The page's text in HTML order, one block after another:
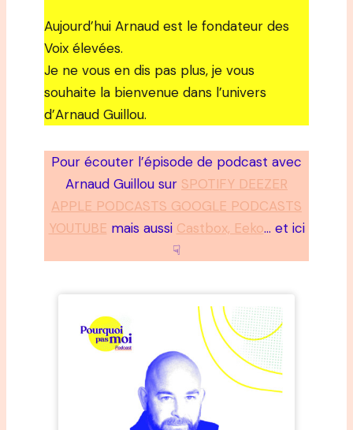
Aujourd’hui Arnaud est le fondateur des
Voix élevées.
Je ne vous en dis pas plus, je vous
souhaite la bienvenue dans l’univers
d’Arnaud Guillou.
Pour écouter l’épisode de podcast avec
Arnaud Guillou sur SPOTIFY DEEZER
APPLE PODCASTS GOOGLE PODCASTS
YOUTUBE mais aussi Castbox, Eeko… et ici
☟